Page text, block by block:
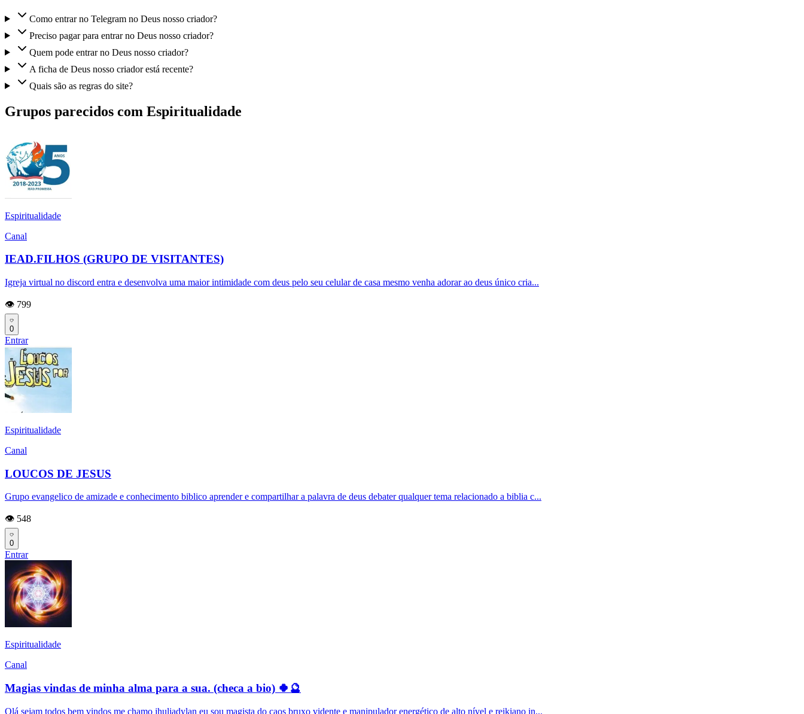
Como entrar no Telegram no Deus nosso criador?
Preciso pagar para entrar no Deus nosso criador?
Quem pode entrar no Deus nosso criador?
A ficha de Deus nosso criador está recente?
Quais são as regras do site?
Grupos parecidos com Espiritualidade
Espiritualidade
Canal
IEAD.FILHOS (GRUPO DE VISITANTES)
Igreja virtual no discord entra e desenvolva uma maior intimidade com deus pelo seu celular de casa mesmo venha adorar ao deus único cria...
👁️ 799
0
Entrar
Espiritualidade
Canal
LOUCOS DE JESUS
Grupo evangelico de amizade e conhecimento biblico aprender e compartilhar a palavra de deus debater qualquer tema relacionado a biblia c...
👁️ 548
0
Entrar
Espiritualidade
Canal
Magias vindas de minha alma para a sua. (checa a bio) 🍀🔮
Olá sejam todos bem vindos me chamo jhuliadylan eu sou magista do caos bruxo vidente e manipulador energético de alto nível e reikiano in...